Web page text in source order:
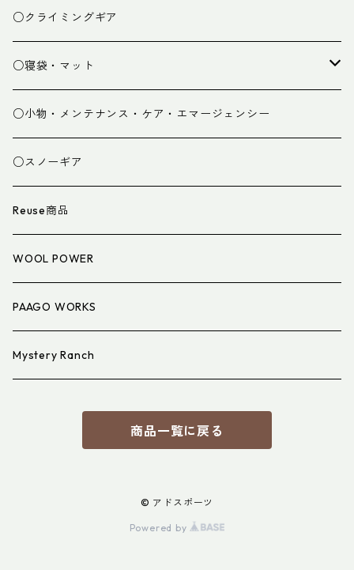
ベースレイヤー
パンツ
グローブ
スパッツ・ゲイター
衣類小物
アイウェア
○クライミングギア
○寝袋・マット
寝袋
マット
寝具小物
○小物・メンテナンス・ケア・エマージェンシー
○スノーギア
Reuse商品
WOOL POWER
PAAGO WORKS
Mystery Ranch
商品一覧に戻る
© アドスポーツ
Powered by